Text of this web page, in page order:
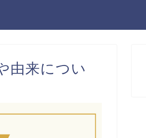
由来につい